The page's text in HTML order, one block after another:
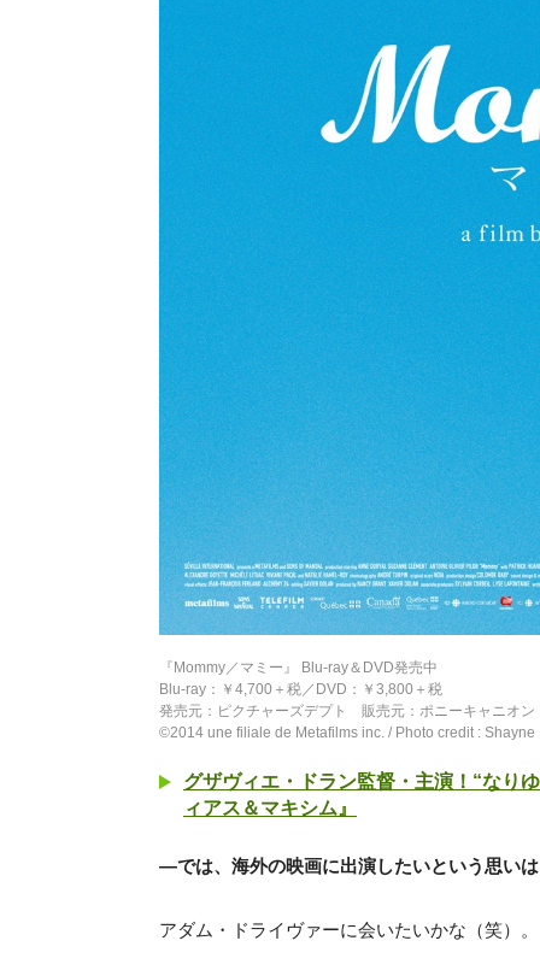
『Mommy／マミー』 Blu-ray＆DVD発売中
Blu-ray：￥4,700＋税／DVD：￥3,800＋税
発売元：ピクチャーズデプト 販売元：ポニーキャニオン
©2014 une filiale de Metafilms inc. / Photo credit : Shayne
グザヴィエ・ドラン監督・主演！“なり
ィアス＆マキシム』
―では、海外の映画に出演したいという思い
アダム・ドライヴァーに会いたいかな（笑）。